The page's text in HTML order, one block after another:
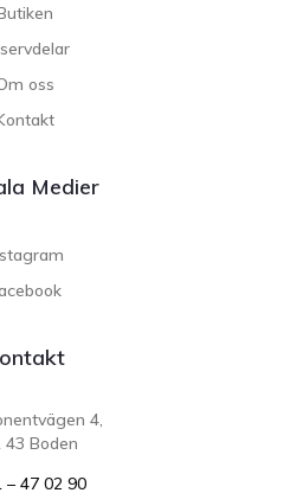
oss
Medier
4,
43 Boden
– 47 02 90